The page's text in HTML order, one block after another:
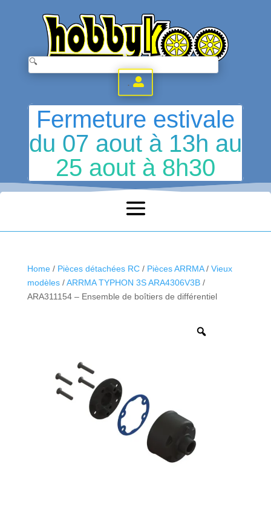
.
Fermeture estivale
du 07 aout à 13h au
25 aout à 8h30
Home/ Pièces détachées RC/ Pièces ARRMA/ Vieux
modèles/ARRMA TYPHON 3S ARA4306V3B/
ARA311154 – Ensemble de boîtiers de différentiel